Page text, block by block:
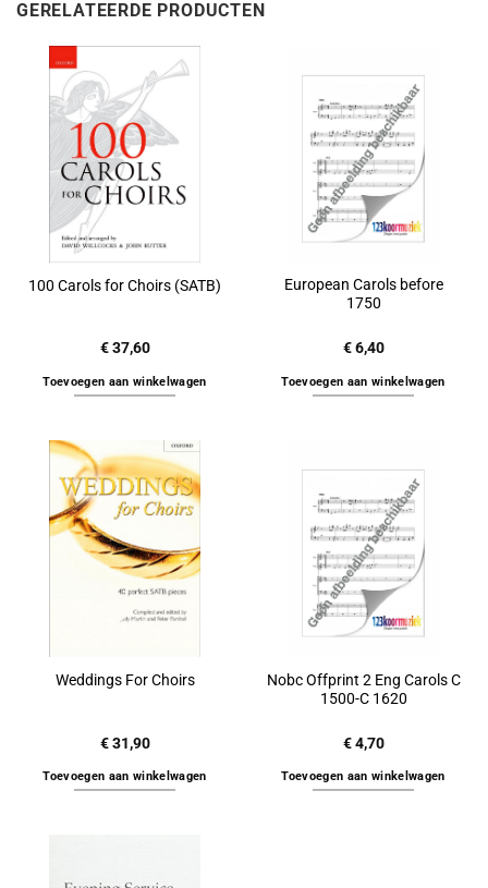
GERELATEERDE PRODUCTEN
100 Carols for Choirs (SATB)
€37,60
Toevoegen aan winkelwagen
European Carols before
1750
€6,40
Toevoegen aan winkelwagen
Weddings For Choirs
€31,90
Toevoegen aan winkelwagen
Nobc Offprint 2 Eng Carols C
1500-C 1620
€4,70
Toevoegen aan winkelwagen